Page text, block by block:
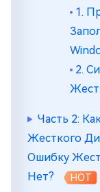
1.
2.
Часть 2:
Жесткого
Ошибку
Нет?
HOT